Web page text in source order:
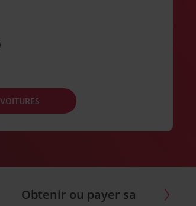
Obtenir ou payer sa